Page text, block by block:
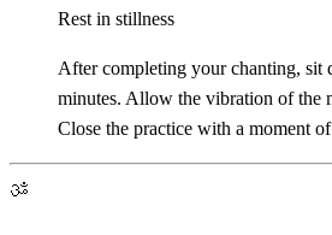
Rest in stillness
After completing your chanting,
minutes. Allow the vibration of the
Close the practice with a moment
ॐ